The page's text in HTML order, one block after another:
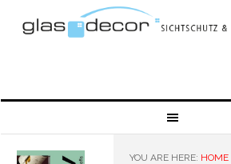
YOU ARE HERE: HOME